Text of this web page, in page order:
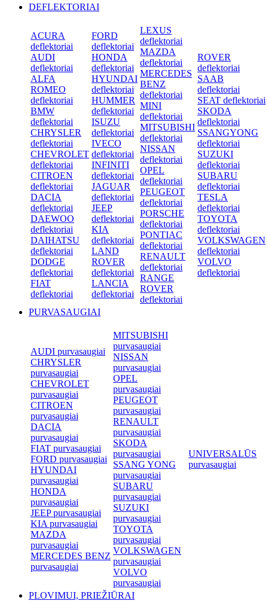
DEFLEKTORIAI
ACURA
deflektoriai
AUDI
deflektoriai
ALFA
ROMEO
deflektoriai
BMW
deflektoriai
CHRYSLER
deflektoriai
CHEVROLET
deflektoriai
CITROEN
deflektoriai
DACIA
deflektoriai
DAEWOO
deflektoriai
DAIHATSU
deflektoriai
DODGE
deflektoriai
FIAT
deflektoriai
FORD
deflektoriai
HONDA
deflektoriai
HYUNDAI
deflektoriai
HUMMER
deflektoriai
ISUZU
deflektoriai
IVECO
deflektoriai
INFINITI
deflektoriai
JAGUAR
deflektoriai
JEEP
deflektoriai
KIA
deflektoriai
LAND
ROVER
deflektoriai
LANCIA
deflektoriai
LEXUS
deflektoriai
MAZDA
deflektoriai
MERCEDES
BENZ
deflektoriai
MINI
deflektoriai
MITSUBISHI
deflektoriai
NISSAN
deflektoriai
OPEL
deflektoriai
PEUGEOT
deflektoriai
PORSCHE
deflektoriai
PONTIAC
deflektoriai
RENAULT
deflektoriai
RANGE
ROVER
deflektoriai
ROVER
deflektoriai
SAAB
deflektoriai
SEAT deflektoriai
SKODA
deflektoriai
SSANGYONG
deflektoriai
SUZUKI
deflektoriai
SUBARU
deflektoriai
TESLA
deflektoriai
TOYOTA
deflektoriai
VOLKSWAGEN
deflektoriai
VOLVO
deflektoriai
PURVASAUGIAI
AUDI purvasaugiai
CHRYSLER
purvasaugiai
CHEVROLET
purvasaugiai
CITROEN
purvasaugiai
DACIA
purvasaugiai
FIAT purvasaugiai
FORD purvasaugiai
HYUNDAI
purvasaugiai
HONDA
purvasaugiai
JEEP purvasaugiai
KIA purvasaugiai
MAZDA
purvasaugiai
MERCEDES BENZ
purvasaugiai
MITSUBISHI
purvasaugiai
NISSAN
purvasaugiai
OPEL
purvasaugiai
PEUGEOT
purvasaugiai
RENAULT
purvasaugiai
SKODA
purvasaugiai
SSANG YONG
purvasaugiai
SUBARU
purvasaugiai
SUZUKI
purvasaugiai
TOYOTA
purvasaugiai
VOLKSWAGEN
purvasaugiai
VOLVO
purvasaugiai
UNIVERSALŪS
purvasaugiai
PLOVIMUI, PRIEŽIŪRAI